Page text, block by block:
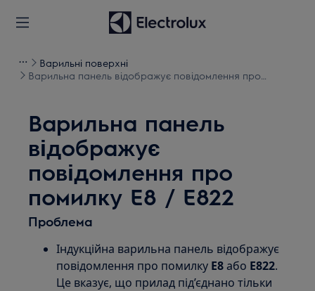
Варильні поверхні
Варильна панель відображує повідомлення про
Варильна панель
відображує
повідомлення про
помилку E8 / E822
Проблема
Індукційна варильна панель відображує
повідомлення про помилку E8або E822.
Це вказує, що прилад під’єднано тільки